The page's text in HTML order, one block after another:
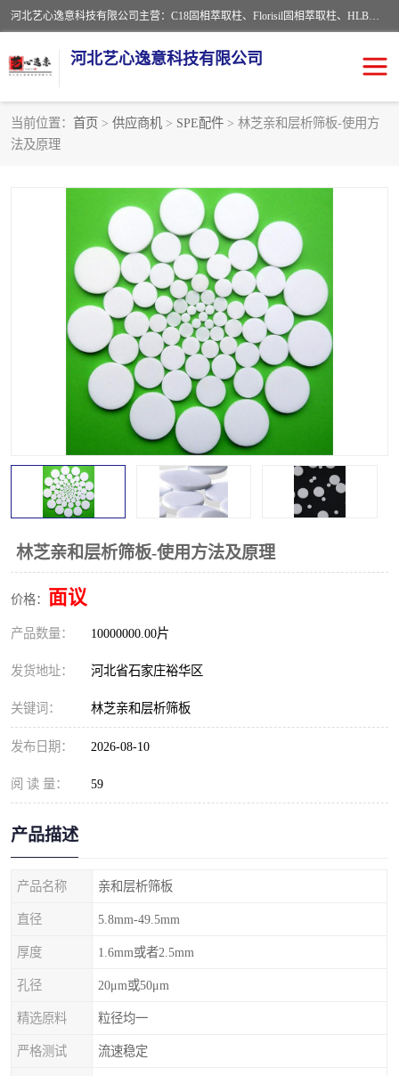
河北艺心逸意科技有限公司主营：C18固相萃取柱、Florisil固相萃取柱、HLB固相萃取柱、MCX固相萃取柱、QuEChERS、固相萃取空柱、针式过滤器 、固相萃取柱、黄曲霉毒素亲和柱。全国咨询热线：18630105913。河北艺心逸意科技有限公司接受来样定做，我们秉承着“顾客至上，锐意进取”的经营理念，坚持客户至上的原则为广大客户提供优质的服务，欢迎广大客户惠顾！免费咨询！
河北艺心逸意科技有限公司
当前位置： 首页 > 供应商机 > SPE配件 > 林芝亲和层析筛板-使用方
法及原理
林芝亲和层析筛板-使用方法及原理
价格： 面议
产品数量： 10000000.00片
发货地址： 河北省石家庄裕华区
关键词： 林芝亲和层析筛板
发布日期： 2026-08-10
阅 读 量： 59
产品描述
产品名称 亲和层析筛板
直径 5.8mm-49.5mm
厚度 1.6mm或者2.5mm
孔径 20μm或50μm
精选原料 粒径均一
严格测试 流速稳定
固相萃取柱
免疫亲和柱
QuEChERS SPE填料
ELISA试剂盒 过滤器/滤膜
多功能净化柱 SPE配件
96孔板